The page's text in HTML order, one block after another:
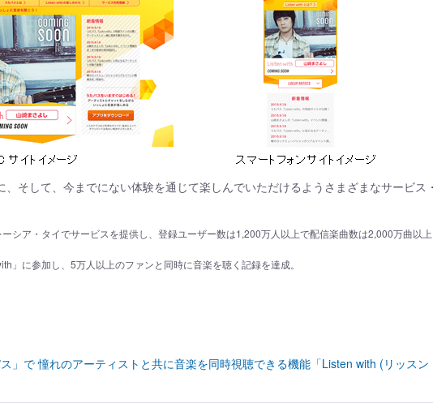
そして、今までにない体験を通じて楽しんでいただけるようさまざまなサービス
シア・タイでサービスを提供し、登録ユーザー数は1,200万人以上で配信楽曲数は2,000万曲以
」に参加し、5万人以上のファンと同時に音楽を聴く記録を達成。
」で 憧れのアーティストと共に音楽を同時視聴できる機能「Listen with (リッス